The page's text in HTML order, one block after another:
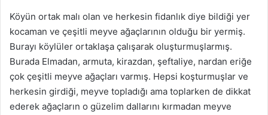
Köyün ortak malı olan ve herkesin fidanlık diye bildiği yer
kocaman ve çeşitli meyve ağaçlarının olduğu bir yermiş.
Burayı köylüler ortaklaşa çalışarak oluşturmuşlarmış.
Burada Elmadan, armuta, kirazdan, şeftaliye, nardan eriğe
çok çeşitli meyve ağaçları varmış. Hepsi koşturmuşlar ve
herkesin girdiği, meyve topladığı ama toplarken de dikkat
ederek ağaçların o güzelim dallarını kırmadan meyve